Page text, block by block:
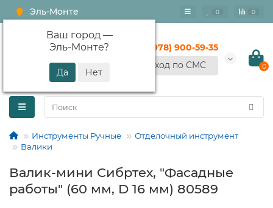
Эль-Монте
Ваш город —
Эль-Монте?
0 0
+7 (978) 900-59-35
Вход по СМС
0
Инструменты Ручные
Отделочный инструмент
Валики
Валик-мини Сибртех, "Фасадные
работы" (60 мм, D 16 мм) 80589